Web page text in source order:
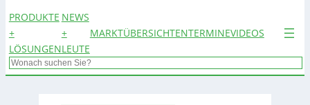
PRODUKTE
+
LÖSUNGEN
NEWS
+
LEUTE
MARKTÜBERSICHTENTERMINEVIDEOS
Search